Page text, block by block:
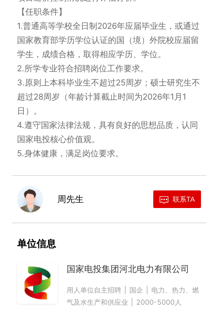
【任职条件】
1.普通高等学校全日制2026年应届毕业生，或通过
国家教育部学历学位认证的国（境）外院校应届留
学生，成绩合格，取得相应学历、学位。
2.所学专业符合招聘岗位工作要求。
3.原则上本科毕业生不超过25周岁；硕士研究生不
超过28周岁（年龄计算截止时间为2026年1月1
日）。
4.遵守国家法律法规，具有良好的思想品质，认同
国家电投核心价值观。
5.身体健康，满足岗位要求。
周先生 联系TA
单位信息
国家电投集团河北电力有限公司
用人单位自主招聘 国企
电力、热力、燃
气及水生产和供应业
2000-5000人